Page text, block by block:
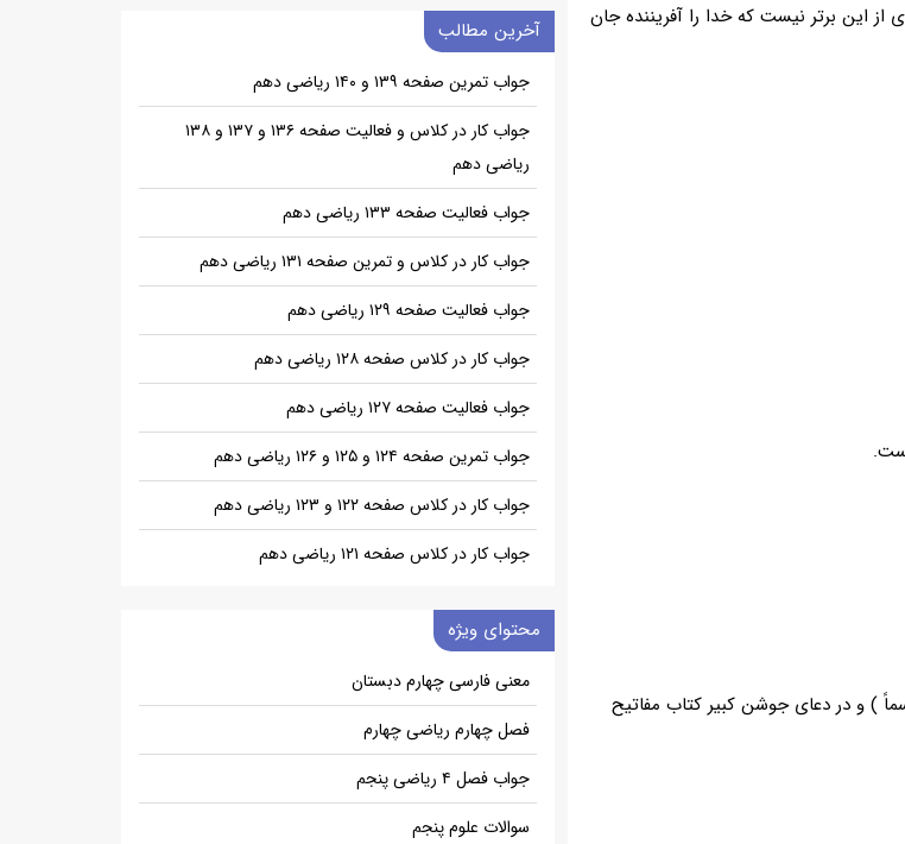
از این برتر نیست که خدا را آفریننده جان
) و در دعای جوشن کبیر کتاب مفاتیح
آخرین مطالب
جواب تمرین صفحه ۱۳۹ و ۱۴۰ ریاضی دهم
جواب کار در کلاس و فعالیت صفحه ۱۳۶ و ۱۳۷ و ۱۳۸
ریاضی دهم
جواب فعالیت صفحه ۱۳۳ ریاضی دهم
جواب کار در کلاس و تمرین صفحه ۱۳۱ ریاضی دهم
جواب فعالیت صفحه ۱۲۹ ریاضی دهم
جواب کار در کلاس صفحه ۱۲۸ ریاضی دهم
جواب فعالیت صفحه ۱۲۷ ریاضی دهم
جواب تمرین صفحه ۱۲۴ و ۱۲۵ و ۱۲۶ ریاضی دهم
جواب کار در کلاس صفحه ۱۲۲ و ۱۲۳ ریاضی دهم
جواب کار در کلاس صفحه ۱۲۱ ریاضی دهم
محتوای ویژه
معنی فارسی چهارم دبستان
فصل چهارم ریاضی چهارم
جواب فصل ۴ ریاضی پنجم
سوالات علوم پنجم